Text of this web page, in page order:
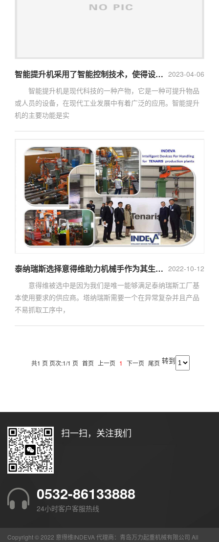
2023-04-06
智能提升机采用了智能控制技术，使得设备具有更高的灵活性和智能性
智能提升机是现代科技的一种产物，它是一种可提升物品
或人员的设备，在现代工业发展中有着广泛的应用。智能提升
机的主要功能是实
2022-10-12
泰纳瑞斯选择意得维助力机械手作为其生产车间的智能搬运设备的供应商
意得维被选中是因为我们是唯一能够满足泰纳瑞斯工厂基
本使用要求的供应商。塔纳瑞斯需要一个在异常复杂并且产品
不易抓取工序中，
共1 页 页次:1/1 页 首页 上一页 1 下一页 尾页 转到
扫一扫，关注我们
0532-86133888
24小时客户客服热线
Copyright © 2022 意得维INDEVA 代理商：青岛万力起重机械有限公司 All